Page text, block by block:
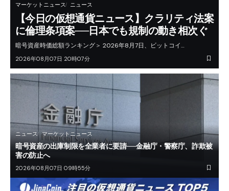
マーケットニュース ニュース
【今日の仮想通貨ニュース】クラリティ法案
に倫理条項案──日本でも規制の動き相次ぐ
暗号資産時価総額ランキング＞ 2026年8月7日、ビットコイ…
2026年08月07日 20時07分
ニュース マーケットニュース
暗号資産の出庫制限を全業者に要請──金融庁・警察庁、詐欺被
害の防止へ
2026年08月07日 09時55分